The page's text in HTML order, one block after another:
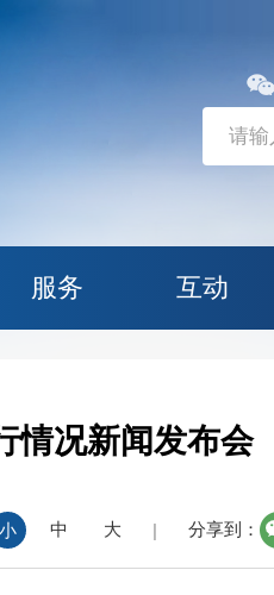
服务 互动
情况新闻发布会
小 中 大 | 分享到：